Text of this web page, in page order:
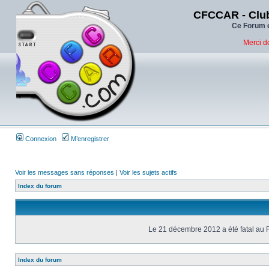
CFCCAR -
Ce Forum
Merci
Connexion M’enregistrer
Voir les messages sans réponses | Voir les sujets actifs
Index du forum
Le 21 décembre 2012 a été fatal au
Index du forum